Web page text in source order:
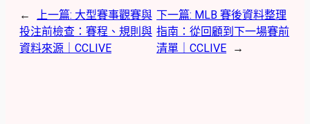
← 上一篇: 大型賽事觀賽與
投注前檢查：賽程、規則與
資料來源｜CCLIVE
下一篇: MLB 賽後資料整理
指南：從回顧到下一場賽前
清單｜CCLIVE
→